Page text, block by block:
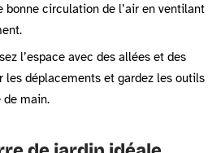
bonne circulation de l’air en ventilant
l’espace avec des allées et des
les déplacements et gardez les outils
de main.